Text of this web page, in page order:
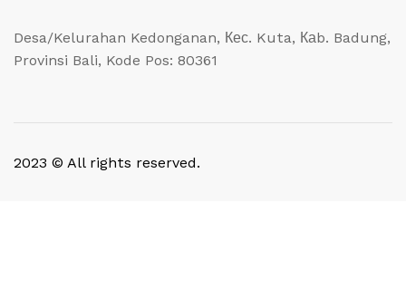
Desa/Kelurahan Kedonganan, Кес. Kuta, Каb. Badung,
Provinsi Bali, Kode Pos: 80361
2023 © All rights reserved.